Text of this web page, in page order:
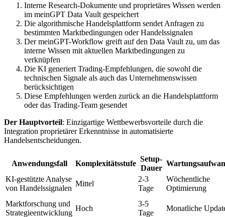
Interne Research-Dokumente und proprietäres Wissen werden
im meinGPT Data Vault gespeichert
Die algorithmische Handelsplattform sendet Anfragen zu
bestimmten Marktbedingungen oder Handelssignalen
Der meinGPT-Workflow greift auf den Data Vault zu, um das
interne Wissen mit aktuellen Marktbedingungen zu
verknüpfen
Die KI generiert Trading-Empfehlungen, die sowohl die
technischen Signale als auch das Unternehmenswissen
berücksichtigen
Diese Empfehlungen werden zurück an die Handelsplattform
oder das Trading-Team gesendet
Der Hauptvorteil: Einzigartige Wettbewerbsvorteile durch die
Integration proprietärer Erkenntnisse in automatisierte
Handelsentscheidungen.
Anwendungsfall Komplexitätsstufe
Setup-
Dauer
KI-gestützte Analyse
von Handelssignalen
Mittel
2-3
Tage
Wöchentliche
Optimierung
Marktforschung und
Strategieentwicklung
Hoch
3-5
Tage
Monatliche